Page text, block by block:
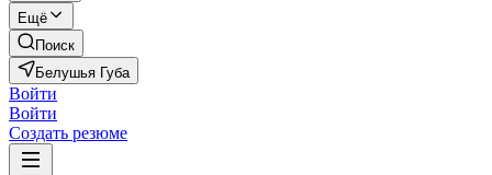
Ещё
Поиск
Белушья Губа
Войти
Войти
Создать резюме